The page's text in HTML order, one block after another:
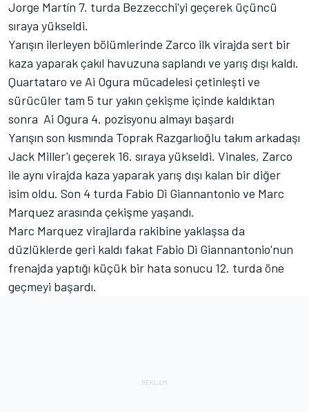
Jorge Martín 7. turda Bezzecchi'yi geçerek üçüncü
sıraya yükseldi.
Yarışın ilerleyen bölümlerinde Zarco ilk virajda sert bir
kaza yaparak çakıl havuzuna saplandı ve yarış dışı kaldı.
Quartataro ve Ai Ogura mücadelesi çetinleşti ve
sürücüler tam 5 tur yakın çekişme içinde kaldıktan
sonra Ai Ogura 4. pozisyonu almayı başardı
Yarışın son kısmında Toprak Razgarlıoğlu takım arkadaşı
Jack Miller'ı geçerek 16. sıraya yükseldi. Vinales, Zarco
ile aynı virajda kaza yaparak yarış dışı kalan bir diğer
isim oldu. Son 4 turda Fabio Di Giannantonio ve Marc
Marquez arasında çekişme yaşandı.
Marc Marquez virajlarda rakibine yaklaşsa da
düzlüklerde geri kaldı fakat Fabio Di Giannantonio'nun
frenajda yaptığı küçük bir hata sonucu 12. turda öne
geçmeyi başardı.